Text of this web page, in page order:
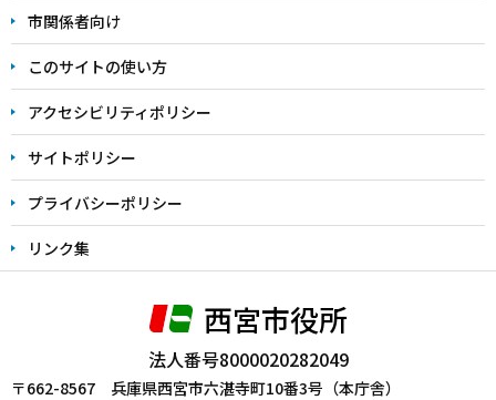
こ
ま
で
市関係者向け
このサイトの使い方
アクセシビリティポリシー
サイトポリシー
プライバシーポリシー
リンク集
西宮市役所
法人番号8000020282049
〒662-8567 兵庫県西宮市六湛寺町10番3号（本庁舎）